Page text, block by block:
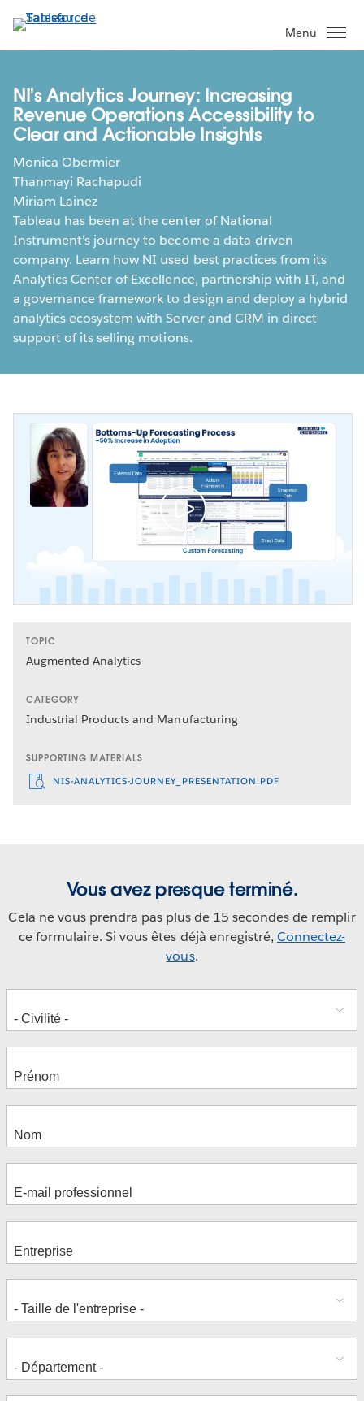
Aller
au
contenu
Menu
NI's Analytics Journey: Increasing
Revenue Operations Accessibility to
Clear and Actionable Insights
Monica Obermier
Thanmayi Rachapudi
Miriam Lainez
Tableau has been at the center of National
Instrument's journey to become a data-driven
company. Learn how NI used best practices from its
Analytics Center of Excellence, partnership with IT, and
a governance framework to design and deploy a hybrid
analytics ecosystem with Server and CRM in direct
support of its selling motions.
TOPIC
Augmented Analytics
CATEGORY
Industrial Products and Manufacturing
SUPPORTING MATERIALS
NIS-ANALYTICS-JOURNEY_PRESENTATION.PDF
Vous avez presque terminé.
Cela ne vous prendra pas plus de 15 secondes de remplir
ce formulaire. Si vous êtes déjà enregistré, Connectez-
vous.